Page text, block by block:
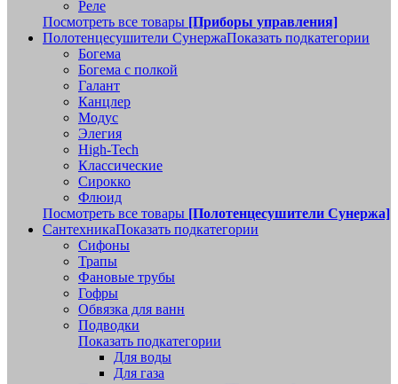
Реле
Посмотреть все товары [Приборы управления]
Полотенцесушители СунержаПоказать подкатегории
Богема
Богема с полкой
Галант
Канцлер
Модус
Элегия
High-Tech
Классические
Сирокко
Флюид
Посмотреть все товары [Полотенцесушители Сунержа]
СантехникаПоказать подкатегории
Сифоны
Трапы
Фановые трубы
Гофры
Обвязка для ванн
Подводки
Показать подкатегории
Для воды
Для газа